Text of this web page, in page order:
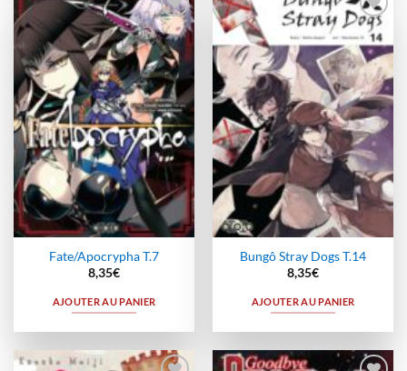
Ajouter
à la
wishlist
Fate/Apocrypha T.7
8,35€
AJOUTER AU PANIER
Ajouter
à la
wishlist
Bungô Stray Dogs T.14
8,35€
AJOUTER AU PANIER